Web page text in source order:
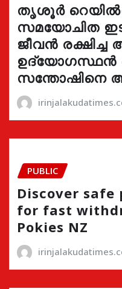
തൃശൂർ
സമയോചിത
ജീവൻ
ഉദ്യോഗസ്ഥൻ
സന്തോഷിനെ
PUBLIC
Discover
for fast
Pokies NZ